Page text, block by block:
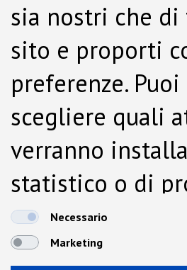
sia nostri che
sito e proporti
preferenze.
scegliere quali
verranno
statistico o di
dalla Cookie
Necessario
Marketing